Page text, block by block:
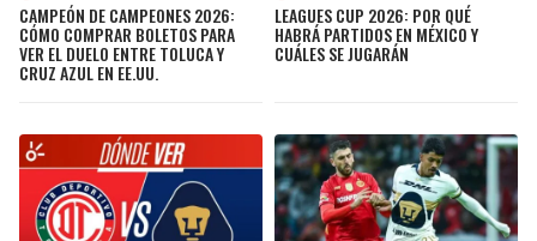
CAMPEÓN DE CAMPEONES 2026:
CÓMO COMPRAR BOLETOS PARA
VER EL DUELO ENTRE TOLUCA Y
CRUZ AZUL EN EE.UU.
LEAGUES CUP 2026: POR QUÉ
HABRÁ PARTIDOS EN MÉXICO Y
CUÁLES SE JUGARÁN